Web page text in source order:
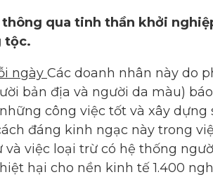
qua tinh thần khởi
tộc.
ngày Các doanh nhân này do
bản địa và người da màu) báo
công việc tốt và xây
đáng kinh ngạc này trong
việc loại trừ có hệ thống
hại cho nền kinh tế 1.400